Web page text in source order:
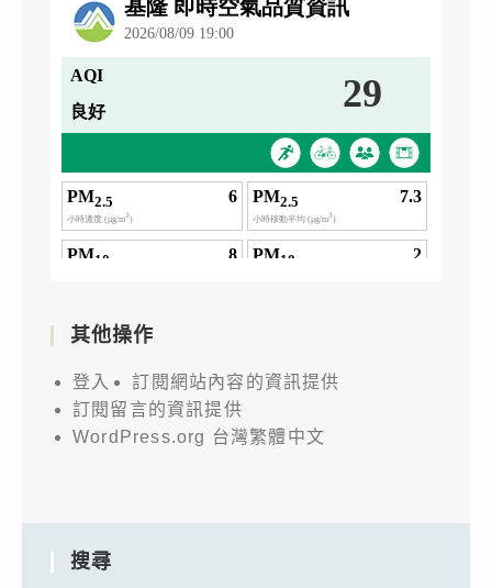
其他操作
登入
訂閱網站內容的資訊提供
訂閱留言的資訊提供
WordPress.org 台灣繁體中文
搜尋